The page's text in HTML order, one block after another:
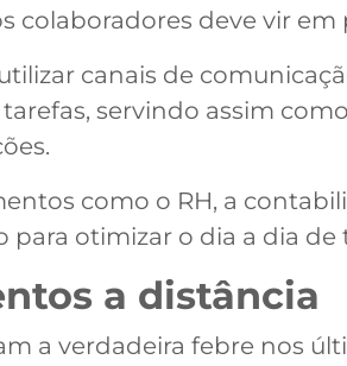
colaboradores deve vir
canais de
servindo assim
como o RH, a
otimizar o dia a dia de
a distância
a verdadeira febre nos